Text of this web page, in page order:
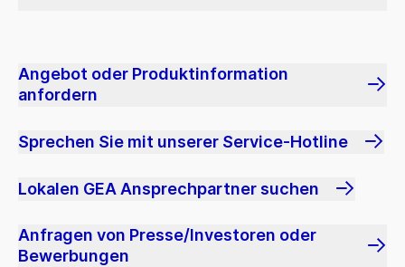
Angebot oder Produktinformation
anfordern
Sprechen Sie mit unserer Service-Hotline
Lokalen GEA Ansprechpartner suchen
Anfragen von Presse/Investoren oder
Bewerbungen